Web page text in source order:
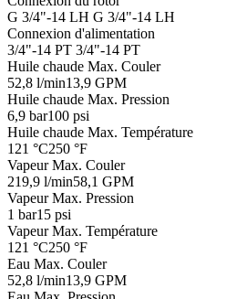
G 3/4"-14 LH G 3/4"-14 LH
Connexion d'alimentation
3/4"-14 PT 3/4"-14 PT
Huile chaude Max. Couler
52,8 l/min13,9 GPM
Huile chaude Max. Pression
6,9 bar100 psi
Huile chaude Max. Température
121 °C250 °F
Vapeur Max. Couler
219,9 l/min58,1 GPM
Vapeur Max. Pression
1 bar15 psi
Vapeur Max. Température
121 °C250 °F
Eau Max. Couler
52,8 l/min13,9 GPM